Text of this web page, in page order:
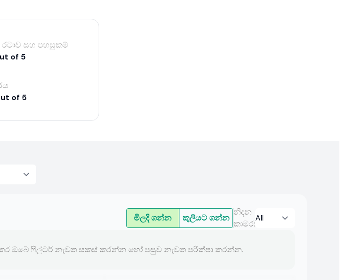
සහ පහසුකම්
of 5
of 5
මිලදී ගන්න කුලියට ගන්න
නිදන
කාමර:
ඔබේ ෆිල්ටර් නැවත සකස් කරන්න හෝ පසුව නැවත පරීක්ෂා කරන්න.